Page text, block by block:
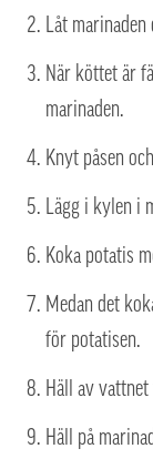
Låt
När köttet är
marinaden.
Knyt påsen
Lägg i kylen i
Koka potatis
Medan det
för potatisen.
Häll av
Häll på